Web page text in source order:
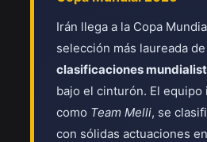
Irán llega a la Copa
selección más laureada
clasificaciones
bajo el cinturón. El equipo
como Team Melli, se
con sólidas actuaciones